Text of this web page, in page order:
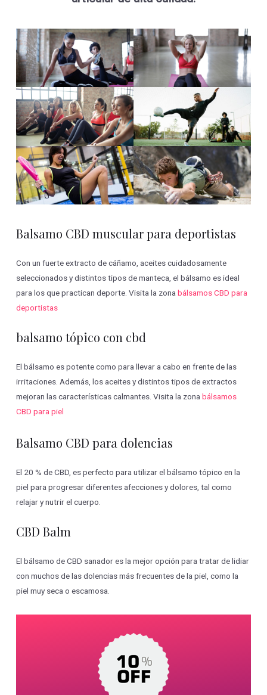
Balsamo CBD muscular para deportistas
Con un fuerte extracto de cáñamo, aceites cuidadosamente
seleccionados y distintos tipos de manteca, el bálsamo es ideal
para los que practican deporte. Visita la zonabálsamos CBD para
deportistas
balsamo tópico con cbd
El bálsamo es potente como para llevar a cabo en frente de las
irritaciones. Además, los aceites y distintos tipos de extractos
mejoran las características calmantes. Visita la zonabálsamos
CBD para piel
Balsamo CBD para dolencias
El 20 % de CBD, es perfecto para utilizar el bálsamo tópico en la
piel para progresar diferentes afecciones y dolores, tal como
relajar y nutrir el cuerpo.
CBD Balm
El bálsamo de CBD sanador es la mejor opción para tratar de lidiar
con muchos de las dolencias más frecuentes de la piel, como la
piel muy seca o escamosa.